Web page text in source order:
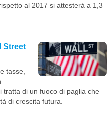
al 2017 si attesterà a 1,3
Street
tasse,
di un fuoco di paglia che
di crescita futura.